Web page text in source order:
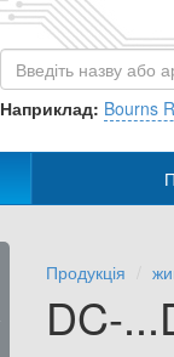
Наприклад: Bourns
Продукція
DC-